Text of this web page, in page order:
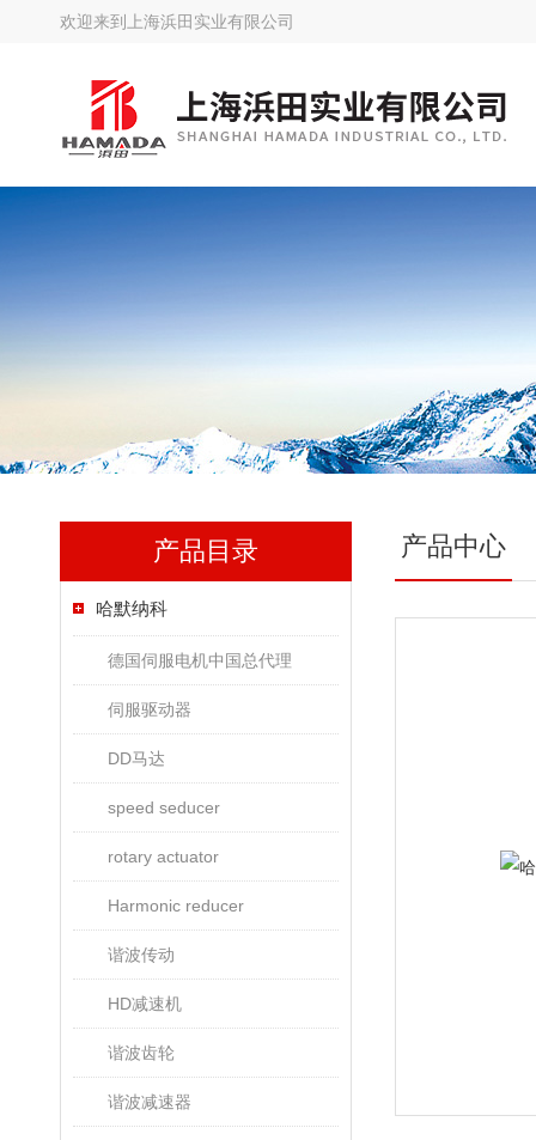
欢迎来到 上海浜田实业有限公司
产品目录
哈默纳科
德国伺服电机中国总代理
伺服驱动器
DD马达
speed seducer
rotary actuator
Harmonic reducer
谐波传动
HD减速机
谐波齿轮
谐波减速器
产品中心